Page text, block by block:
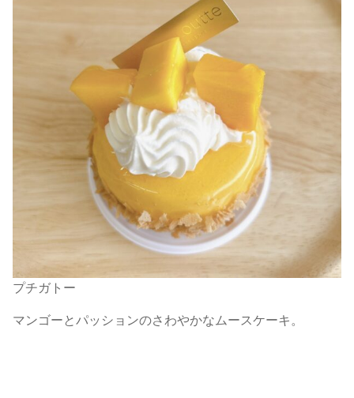
プチガトー
マンゴーとパッションのさわやかなムースケーキ。